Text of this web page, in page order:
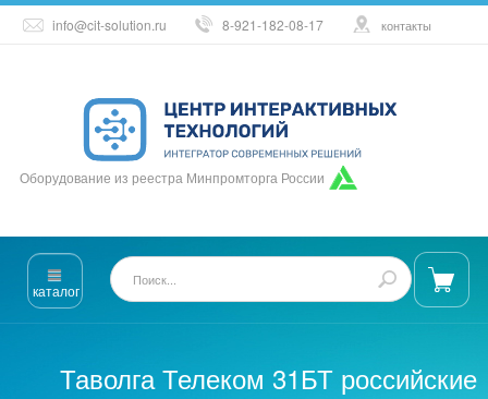
info@cit-solution.ru 8-921-182-08-17 контакты
Оборудование из реестра Минпромторга России
каталог
Таволга Телеком 31БТ российские